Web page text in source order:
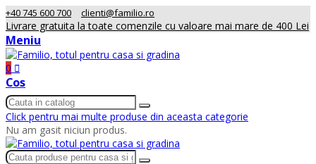
+40 745 600 700 clienti@familio.ro
Livrare gratuita la toate comenzile cu valoare mai mare de 400 Lei
Meniu
0
Cos
Click pentru mai multe produse din aceasta categorie
Nu am gasit niciun produs.